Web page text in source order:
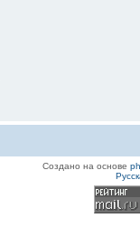
Создано на основе